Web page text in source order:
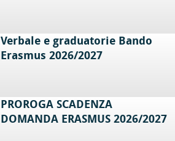
Verbale e graduatorie Bando
Erasmus 2026/2027
PROROGA SCADENZA
DOMANDA ERASMUS 2026/2027